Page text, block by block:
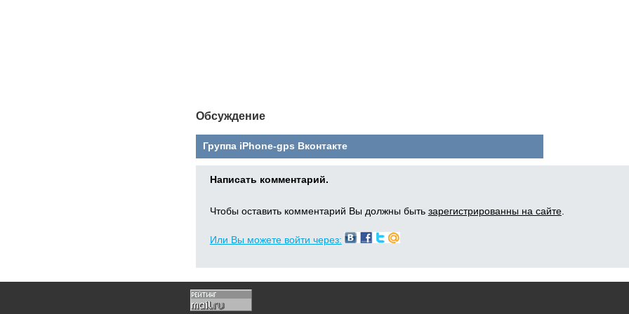
Обсуждение
Группа iPhone-gps Вконтакте
Написать комментарий.
Чтобы оставить комментарий Вы должны быть зарегистрированны на сайте.
Или Вы можете войти через: